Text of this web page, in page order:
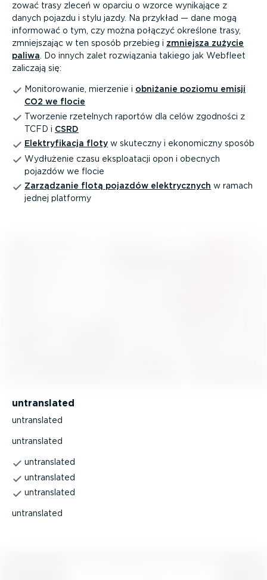
zować trasy zleceń w oparciu o wzorce wynikające z
danych pojazdu i stylu jazdy. Na przykład — dane mogą
informować o tym, czy można połączyć określone trasy,
zmniej­szając w ten sposób przebieg i zmniejsza zużycie
paliwa. Do innych zalet rozwiązania takiego jak Webfleet
zaliczają się:
Monito­ro­wanie, mierzenie i obniżanie poziomu emisji
CO2 we flocie
Tworzenie rzetelnych raportów dla celów zgodności z
TCFD i CSRD
Elektry­fi­kacja floty w skuteczny i ekonomiczny sposób
Wydłużenie czasu eksplo­atacji opon i obecnych
pojazdów we flocie
Zarządzanie flotą pojazdów elektrycznych w ramach
jednej platformy
untranslated
untranslated
untranslated
untranslated
untranslated
untranslated
untranslated